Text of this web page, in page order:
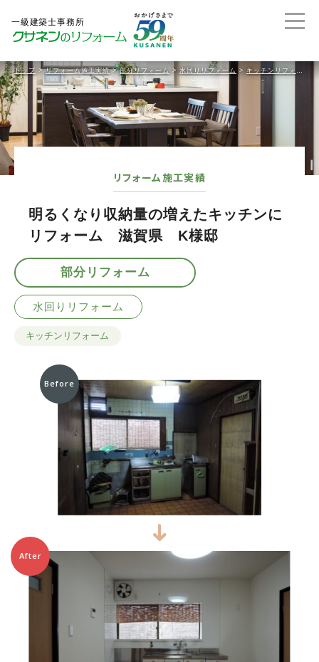
トップ >リフォーム施工実績>部分リフォーム > 水回りリフォーム > キッチンリフォーム
リフォーム施工実績
明るくなり収納量の増えたキッチンに
リフォーム 滋賀県 K様邸
部分リフォーム
水回りリフォーム
キッチンリフォーム
Before
After